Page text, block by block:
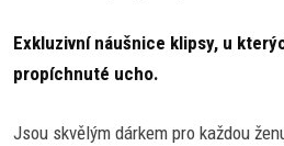
Exkluzivní náušnice klipsy, u
propíchnuté ucho.
Jsou skvělým dárkem pro každou